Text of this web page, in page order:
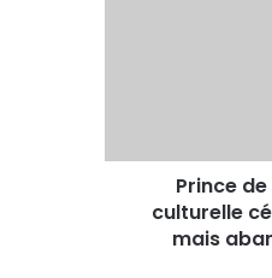
Prince
culturelle
mais